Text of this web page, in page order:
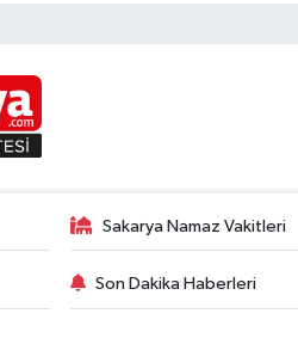
Sakarya Namaz Vakitleri
Son Dakika Haberleri